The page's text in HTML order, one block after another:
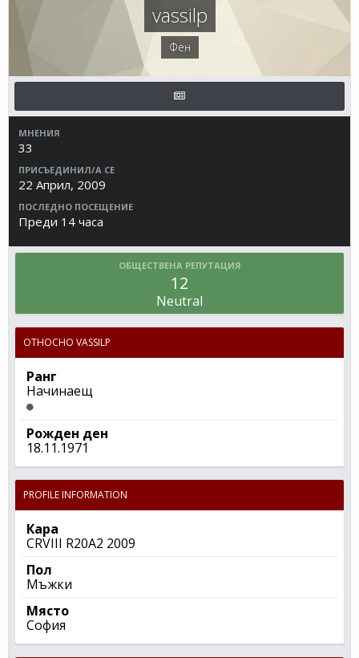
vassilp
Фен
МНЕНИЯ
33
ПРИСЪЕДИНИЛ/А СЕ
22 Април, 2009
ПОСЛЕДНО ПОСЕЩЕНИЕ
Преди 14 часа
ОБЩЕСТВЕНА РЕПУТАЦИЯ
12
Neutral
ОТНОСНО VASSILP
Ранг
Начинаещ
Рожден ден
18.11.1971
PROFILE INFORMATION
Кара
CRVIII R20A2 2009
Пол
Мъжки
Място
София